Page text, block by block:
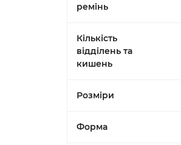
ремінь
Кількість
відділень та
кишень
Розміри
Форма